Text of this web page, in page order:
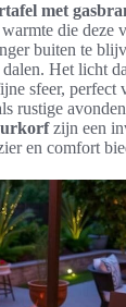
met
die deze
buiten te
Het licht
sfeer, perfect
rustige
zijn een
en comfort